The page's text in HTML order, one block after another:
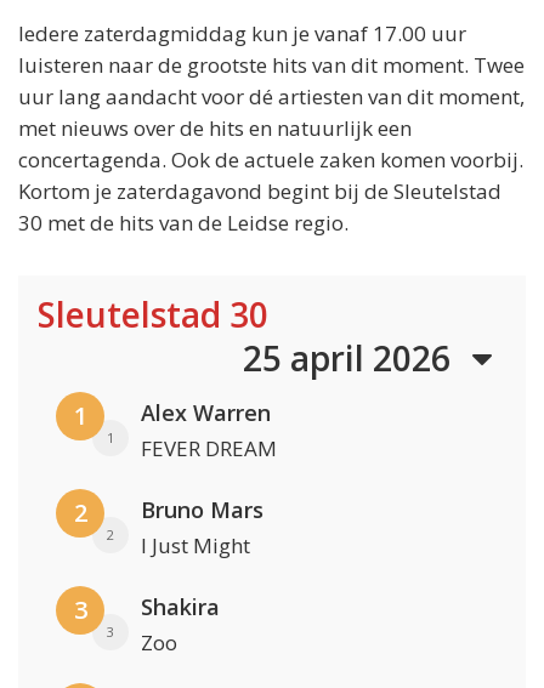
Iedere zaterdagmiddag kun je vanaf 17.00 uur
luisteren naar de grootste hits van dit moment. Twee
uur lang aandacht voor dé artiesten van dit moment,
met nieuws over de hits en natuurlijk een
concertagenda. Ook de actuele zaken komen voorbij.
Kortom je zaterdagavond begint bij de Sleutelstad
30 met de hits van de Leidse regio.
Sleutelstad 30
25 april 2026
1
1
Alex Warren
FEVER DREAM
2
2
Bruno Mars
I Just Might
3
3
Shakira
Zoo